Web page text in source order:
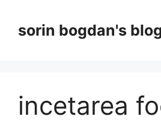
contentsorin bogdan's
incetarea